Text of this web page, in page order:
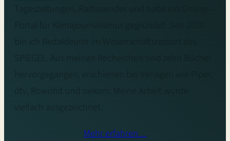
bin ich Redakteurin im Wissenschaftsressort des
SPIEGEL. Aus meinen Recherchen sind zehn Bücher
hervorgegangen, erschienen bei Verlagen wie Piper,
dtv, Rowohlt und oekom. Meine Arbeit wurde
vielfach ausgezeichnet.
Mehr erfahren…